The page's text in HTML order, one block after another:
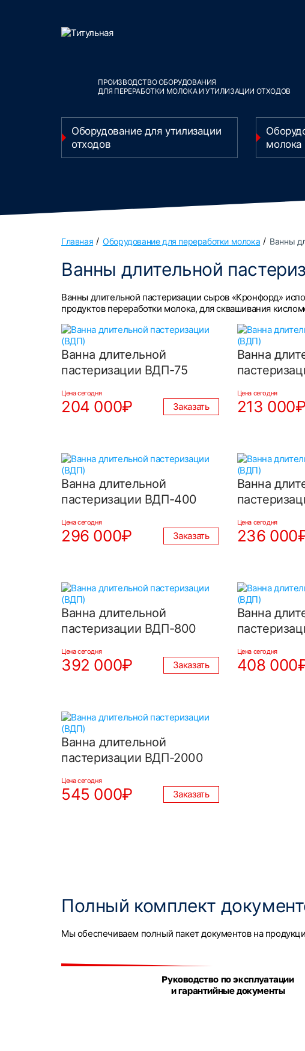
ПРОИЗВОДСТВО ОБОРУДОВАНИЯ
ДЛЯ ПЕРЕРАБОТКИ МОЛОКА И УТИЛИЗАЦИИ ОТХОДОВ
Оборудование для утилизации
отходов
молока
Главная Оборудование для переработки молока Ванны
Ванны длительной
Ванны длительной пастеризации сыров «Кронфорд»
продуктов переработки молока, для сквашивания
Ванна длительной
пастеризации ВДП-75
Цена сегодня
204 000₽ Заказать
Ванна
Цена сегодня
213 000₽
Ванна длительной
пастеризации ВДП-400
Цена сегодня
296 000₽ Заказать
Ванна
Цена сегодня
236
Ванна длительной
пастеризации ВДП-800
Цена сегодня
392 000₽ Заказать
Ванна
Цена сегодня
408
Ванна длительной
пастеризации ВДП-2000
Цена сегодня
545 000₽ Заказать
Полный комплект
Мы обеспечиваем полный пакет документов на
Руководство по эксплуатации
и гарантийные документы